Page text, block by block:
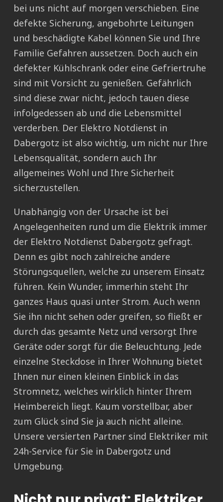
bei uns nicht auf morgen verschieben. Eine
defekte Sicherung, angebohrte Leitungen
und beschädigte Kabel können Sie und Ihre
Familie Gefahren aussetzen. Doch auch ein
defekter Kühlschrank oder eine Gefriertruhe
sind mit Vorsicht zu genießen. Gefährlich
sind diese zwar nicht, jedoch tauen diese
infolgedessen ab und die Lebensmittel
verderben. Der Elektro Notdienst in
Dabergotz ist also wichtig, um nicht nur Ihre
Lebensqualität, sondern auch Ihr
allgemeines Wohl und Ihre Sicherheit
sicherzustellen.
Unabhängig von der Ursache ist bei
Angelegenheiten rund um die Elektrik immer
der Elektro Notdienst Dabergotz gefragt.
Denn es gibt noch zahlreiche andere
Störungsquellen, welche zu unserem Einsatz
führen. Kein Wunder, immerhin steht Ihr
ganzes Haus quasi unter Strom. Auch wenn
Sie ihn nicht sehen oder greifen, so fließt er
durch das gesamte Netz und versorgt Ihre
Geräte oder sorgt für die Beleuchtung. Jede
einzelne Steckdose in Ihrer Wohnung bietet
Ihnen nur einen kleinen Einblick in das
Stromnetz, welches wirklich hinter Ihrem
Heimbereich liegt. Kaum vorstellbar, aber
zum Glück sind Sie ja auch nicht alleine.
Unsere versierten Partner sind Elektriker mit
24h-Service für Sie in Dabergotz und
Umgebung.